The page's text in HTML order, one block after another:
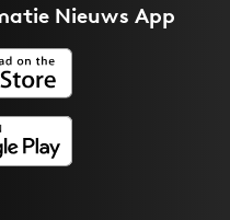
Nieuws App